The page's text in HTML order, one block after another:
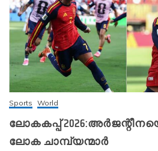
Sports World
ലോകകപ്പ്
ലോക ചാമ്പ്യന്മാർ